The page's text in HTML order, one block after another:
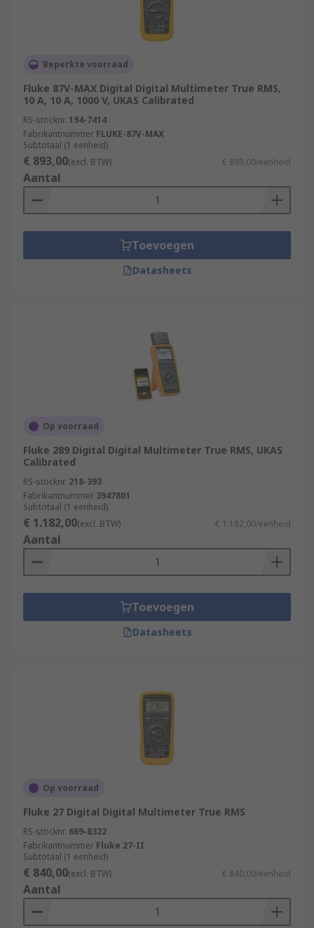
Beperkte voorraad
Fluke 87V-MAX Digital Digital Multimeter True RMS,
10 A, 10 A, 1000 V, UKAS Calibrated
RS-stocknr. 194-7414
Fabrikantnummer FLUKE-87V-MAX
Subtotaal (1 eenheid)
€ 893,00(excl. BTW) € 893,00/eenheid
Aantal
Toevoegen
Datasheets
Op voorraad
Fluke 289 Digital Digital Multimeter True RMS, UKAS
Calibrated
RS-stocknr. 218-393
Fabrikantnummer 3947801
Subtotaal (1 eenheid)
€ 1.182,00(excl. BTW) € 1.182,00/eenheid
Aantal
Toevoegen
Datasheets
Op voorraad
Fluke 27 Digital Digital Multimeter True RMS
RS-stocknr. 669-8322
Fabrikantnummer Fluke 27-II
Subtotaal (1 eenheid)
€ 840,00(excl. BTW) € 840,00/eenheid
Aantal